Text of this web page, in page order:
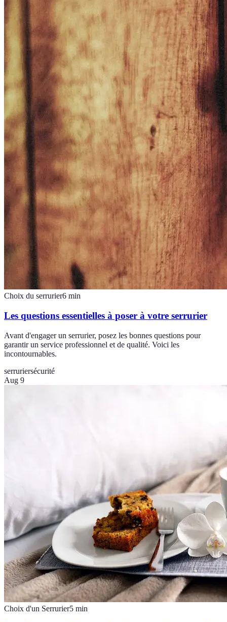
Choix du serrurier6 min
Les questions essentielles à poser à votre serrurier
Avant d'engager un serrurier, posez les bonnes questions pour
garantir un service professionnel et de qualité. Voici les
incontournables.
serruriersécurité
Aug 9
Choix d'un Serrurier5 min